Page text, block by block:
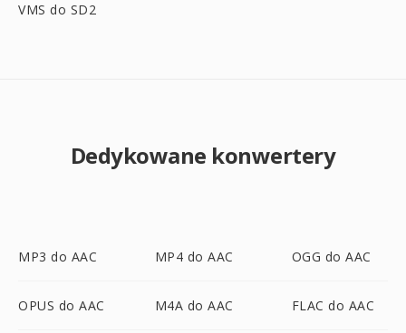
VMS do SD2
Dedykowane konwertery
MP3 do AAC MP4 do AAC OGG do AAC
OPUS do AAC M4A do AAC FLAC do AAC